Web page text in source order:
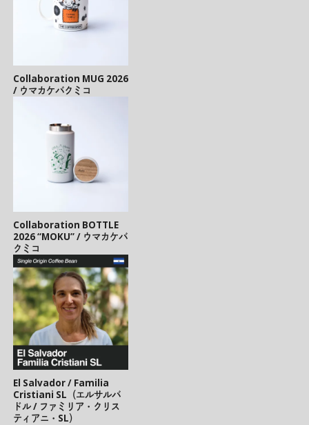
Collaboration MUG 2026
/ ウマカケバクミコ
Collaboration BOTTLE
2026 “MOKU” / ウマカケバ
クミコ
El Salvador / Familia
Cristiani SL（エルサルバ
ドル / ファミリア・クリス
ティアニ・SL）